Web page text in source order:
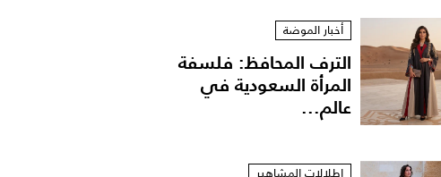
أخبار الموضة
الترف المحافظ: فلسفة
المرأة السعودية في
عالم...
إطلالات المشاهير